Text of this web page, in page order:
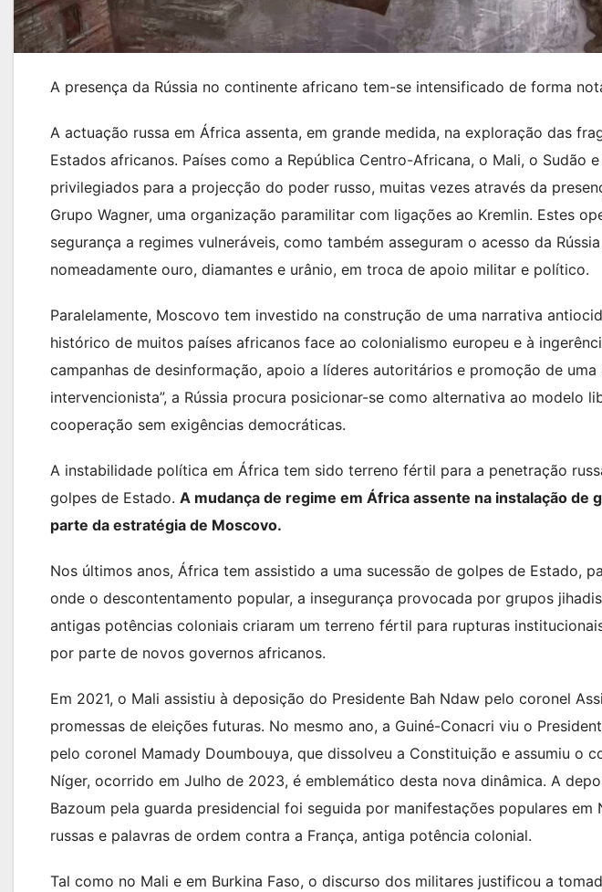
A presença da Rússia no continente africano tem-se intensificado de forma
A actuação russa em África assenta, em grande medida, na exploração das
Estados africanos. Países como a República Centro-Africana, o Mali, o Sudão
privilegiados para a projecção do poder russo, muitas vezes através da
Grupo Wagner, uma organização paramilitar com ligações ao Kremlin. Estes
segurança a regimes vulneráveis, como também asseguram o acesso da
nomeadamente ouro, diamantes e urânio, em troca de apoio militar e político.
Paralelamente, Moscovo tem investido na construção de uma narrativa
histórico de muitos países africanos face ao colonialismo europeu e à
campanhas de desinformação, apoio a líderes autoritários e promoção de uma
intervencionista”, a Rússia procura posicionar-se como alternativa ao modelo
cooperação sem exigências democráticas.
A instabilidade política em África tem sido terreno fértil para a penetração
golpes de Estado. A mudança de regime em África assente na instalação de
parte da estratégia de Moscovo.
Nos últimos anos, África tem assistido a uma sucessão de golpes de Estado,
onde o descontentamento popular, a insegurança provocada por grupos
antigas potências coloniais criaram um terreno fértil para rupturas
por parte de novos governos africanos.
Em 2021, o Mali assistiu à deposição do Presidente Bah Ndaw pelo coronel
promessas de eleições futuras. No mesmo ano, a Guiné-Conacri viu o
pelo coronel Mamady Doumbouya, que dissolveu a Constituição e assumiu o
Níger, ocorrido em Julho de 2023, é emblemático desta nova dinâmica. A
Bazoum pela guarda presidencial foi seguida por manifestações populares em
russas e palavras de ordem contra a França, antiga potência colonial.
Tal como no Mali e em Burkina Faso, o discurso dos militares justificou a